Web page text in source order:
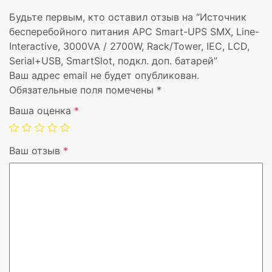
Вес 37,3 кг
Диапазон
температур при
эксплуатации
0 – 40 °C
Диапазон
температур при
Будьте первым, кто оставил отзыв на “Источник
бесперебойного питания APC Smart-UPS SMX, Line-
Interactive, 3000VA / 2700W, Rack/Tower, IEC, LCD,
Serial+USB, SmartSlot, подкл. доп. батарей”
Ваш адрес email не будет опубликован.
Обязательные поля помечены *
Ваша оценка *
Ваш отзыв *